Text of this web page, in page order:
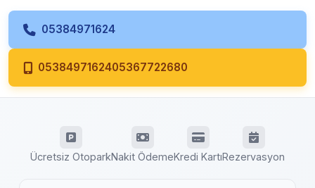
05384971624
0538497162405367722680
Ücretsiz OtoparkNakit ÖdemeKredi KartıRezervasyon